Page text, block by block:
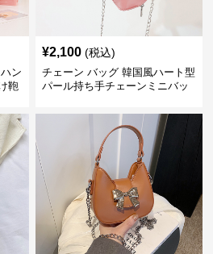
ン
鞄
¥2,100 (税込)
チェーン バッグ 韓国風ハート型
パール持ち手チェーンミニバッ